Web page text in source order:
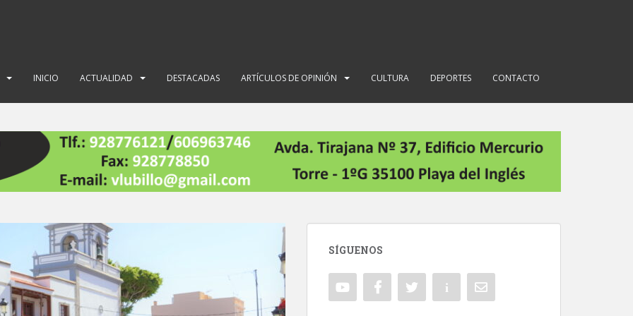
INICIO ACTUALIDAD DESTACADAS ARTÍCULOS DE OPINIÓN CULTURA DEPORTES CONTACTO
SÍGUENOS